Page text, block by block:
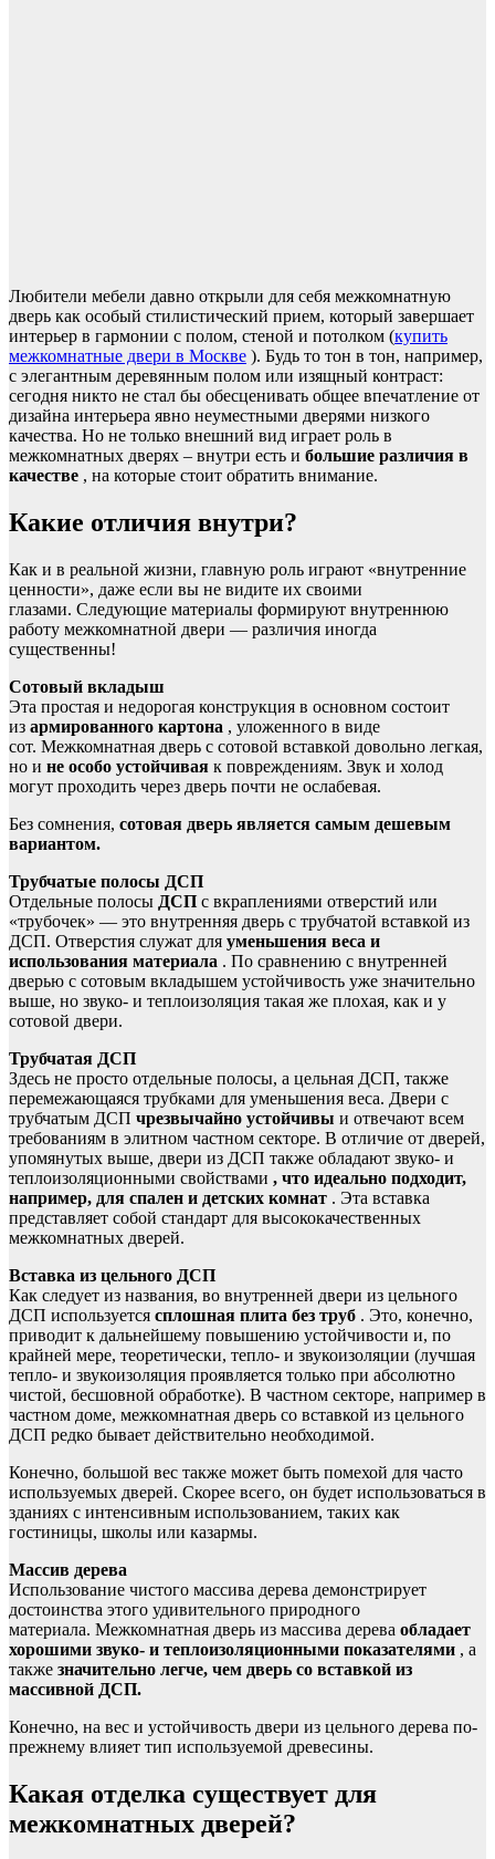
Любители мебели давно открыли для себя межкомнатную
дверь как особый стилистический прием, который завершает
интерьер в гармонии с полом, стеной и потолком (купить
межкомнатные двери в Москве ). Будь то тон в тон, например,
с элегантным деревянным полом или изящный контраст:
сегодня никто не стал бы обесценивать общее впечатление от
дизайна интерьера явно неуместными дверями низкого
качества. Но не только внешний вид играет роль в
межкомнатных дверях – внутри есть и большие различия в
качестве , на которые стоит обратить внимание.
Какие отличия внутри?
Как и в реальной жизни, главную роль играют «внутренние
ценности», даже если вы не видите их своими
глазами. Следующие материалы формируют внутреннюю
работу межкомнатной двери — различия иногда
существенны!
Сотовый вкладыш
Эта простая и недорогая конструкция в основном состоит
из армированного картона , уложенного в виде
сот. Межкомнатная дверь с сотовой вставкой довольно легкая,
но и не особо устойчивая к повреждениям. Звук и холод
могут проходить через дверь почти не ослабевая.
Без сомнения, сотовая дверь является самым дешевым
вариантом.
Трубчатые полосы ДСП
Отдельные полосы ДСП с вкраплениями отверстий или
«трубочек» — это внутренняя дверь с трубчатой ​​вставкой из
ДСП. Отверстия служат для уменьшения веса и
использования материала . По сравнению с внутренней
дверью с сотовым вкладышем устойчивость уже значительно
выше, но звуко- и теплоизоляция такая же плохая, как и у
сотовой двери.
Трубчатая ДСП
Здесь не просто отдельные полосы, а цельная ДСП, также
перемежающаяся трубками для уменьшения веса. Двери с
трубчатым ДСП чрезвычайно устойчивы и отвечают всем
требованиям в элитном частном секторе. В отличие от дверей,
упомянутых выше, двери из ДСП также обладают звуко- и
теплоизоляционными свойствами , что идеально подходит,
например, для спален и детских комнат . Эта вставка
представляет собой стандарт для высококачественных
межкомнатных дверей.
Вставка из цельного ДСП
Как следует из названия, во внутренней двери из цельного
ДСП используется сплошная плита без труб . Это, конечно,
приводит к дальнейшему повышению устойчивости и, по
крайней мере, теоретически, тепло- и звукоизоляции (лучшая
тепло- и звукоизоляция проявляется только при абсолютно
чистой, бесшовной обработке). В частном секторе, например в
частном доме, межкомнатная дверь со вставкой из цельного
ДСП редко бывает действительно необходимой.
Конечно, большой вес также может быть помехой для часто
используемых дверей. Скорее всего, он будет использоваться в
зданиях с интенсивным использованием, таких как
гостиницы, школы или казармы.
Массив дерева
Использование чистого массива дерева демонстрирует
достоинства этого удивительного природного
материала. Межкомнатная дверь из массива дерева обладает
хорошими звуко- и теплоизоляционными показателями , а
также значительно легче, чем дверь со вставкой из
массивной ДСП.
Конечно, на вес и устойчивость двери из цельного дерева по-
прежнему влияет тип используемой древесины.
Какая отделка существует для
межкомнатных дверей?